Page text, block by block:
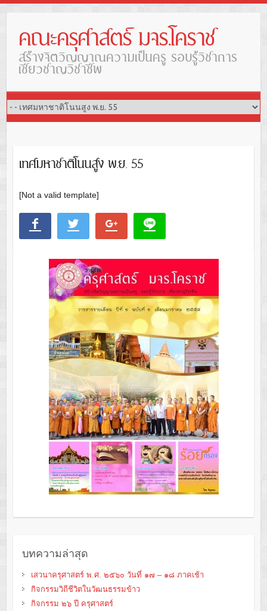
คณะครุศาสตร์ มจร.โคราช
สร้างจิตวิญญาณความเป็นครู รอบรู้วิชาการ
เชี่ยวชาญวิชาชีพ
เทศมหาชาติโนนสูง พ.ย. 55
[Not a valid template]
บทความล่าสุด
เสวนาครุศาสตร์ พ.ศ. ๒๕๖๐ วันที่ ๑๗ – ๑๘ ภาคเช้า
กิจกรรมวิถีชีวิตในวัฒนธรรมข้าว
กิจกรรม ๒๖ ปี ครุศาสตร์